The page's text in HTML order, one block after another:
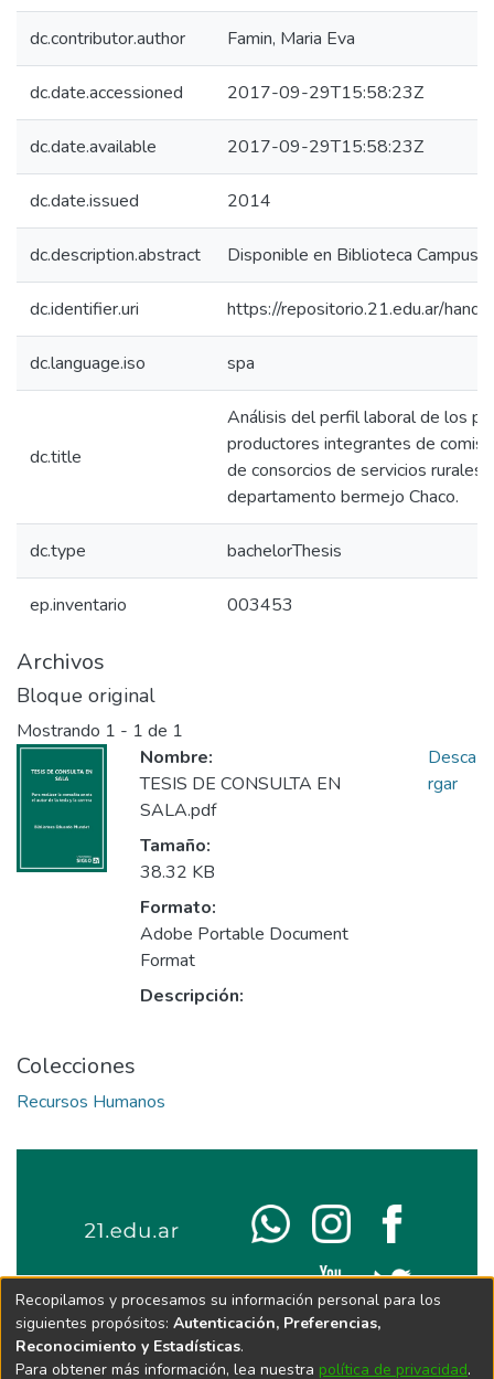
dc.contributor.author Famin, Maria Eva
dc.date.accessioned 2017-09-29T15:58:23Z
dc.date.available 2017-09-29T15:58:23Z
dc.date.issued 2014
dc.description.abstract Disponible en Biblioteca Campus
dc.identifier.uri https://repositorio.21.edu.ar/
dc.language.iso spa
dc.title
Análisis del perfil laboral de los
productores integrantes de
de consorcios de servicios rurales
departamento bermejo Chaco.
dc.type bachelorThesis
ep.inventario 003453
Archivos
Bloque original
Mostrando 1 - 1 de 1
Nombre:
TESIS DE CONSULTA EN
SALA.pdf
Tamaño:
38.32 KB
Formato:
Adobe Portable Document
Format
Descripción:
Desca
rgar
Colecciones
Recursos Humanos
Recopilamos y procesamos su información personal para los
siguientes propósitos: Autenticación, Preferencias,
Reconocimiento y Estadísticas.
Para obtener más información, lea nuestra política de privacidad.